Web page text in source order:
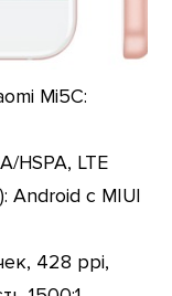
Mi5C:
HSPA, LTE
Android с MIUI
428 ppi,